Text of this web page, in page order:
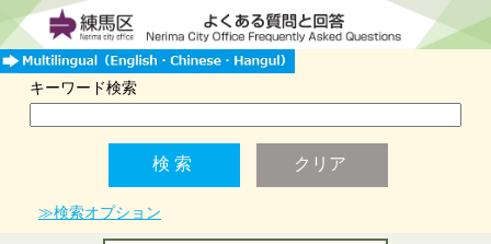
キーワード検索
≫検索オプション